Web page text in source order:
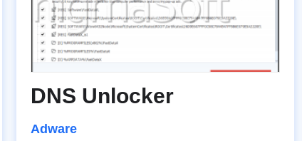
DNS Unlocker
Adware